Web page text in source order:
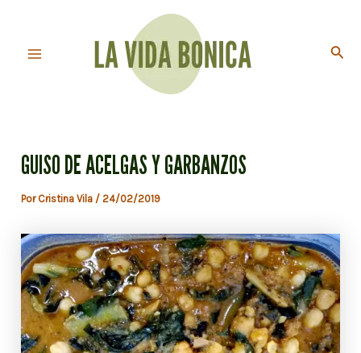
contenido
GUISO DE ACELGAS Y GARBANZOS
Por Cristina Vila /24/02/2019